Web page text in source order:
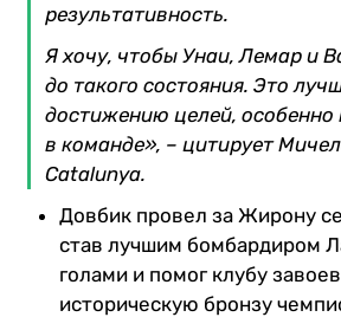
результативность.
Я хочу, чтобы Унаи, Лемар и
до такого состояния. Это
достижению целей, особенно
в команде», – цитирует
Catalunya.
Довбик провел за Жирону
став лучшим бомбардиром
голами и помог клубу
историческую бронзу